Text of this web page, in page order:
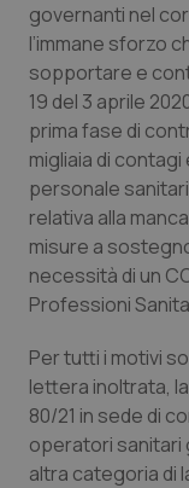
Liguria
Lombardia
Marche
Molise
Piemonte
Provincia
Puglia
Disturbi
Dolore
Donna &
Epatiti
HIV
Malattie
governanti nel
l’immane sforzo
sopportare e
19 del 3 aprile
prima fase di
migliaia di
personale
relativa alla
misure a
necessità di un
Professioni
Per tutti i motivi
lettera inoltrata, la
80/21 in sede di
operatori sanitari
altra categoria di